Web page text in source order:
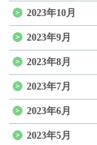
2023年10月
2023年9月
2023年8月
2023年7月
2023年6月
2023年5月